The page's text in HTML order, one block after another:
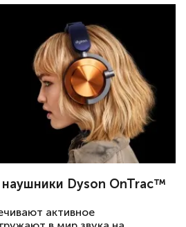
наушники Dyson OnTrac™
активное